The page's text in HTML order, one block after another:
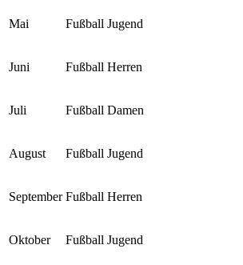
Mai Fußball Jugend
Juni Fußball Herren
Juli Fußball Damen
August Fußball Jugend
September Fußball Herren
Oktober Fußball Jugend